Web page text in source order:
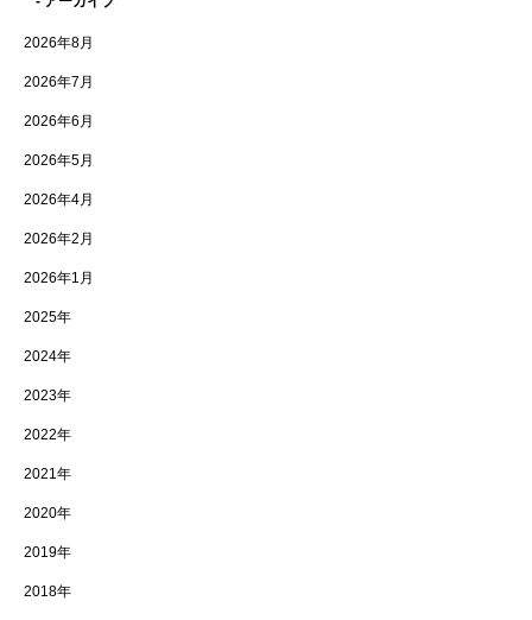
2026年8月
2026年7月
2026年6月
2026年5月
2026年4月
2026年2月
2026年1月
2025年
2024年
2023年
2022年
2021年
2020年
2019年
2018年